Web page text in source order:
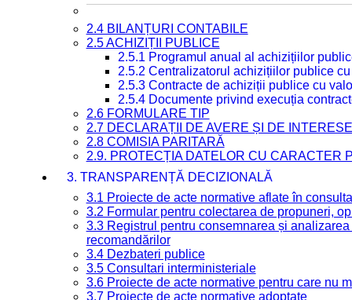
2.4 BILANȚURI CONTABILE
2.5 ACHIZIȚII PUBLICE
2.5.1 Programul anual al achizițiilor
2.5.2 Centralizatorul achizițiilor publice
2.5.3 Contracte de achiziții publice cu
2.5.4 Documente privind execuția
2.6 FORMULARE TIP
2.7 DECLARAȚII DE AVERE ȘI DE INTERESE
2.8 COMISIA PARITARĂ
2.9. PROTECȚIA DATELOR CU CARACTER
3. TRANSPARENȚĂ DECIZIONALĂ
3.1 Proiecte de acte normative aflate în
3.2 Formular pentru colectarea de propuneri,
3.3 Registrul pentru consemnarea și
recomandărilor
3.4 Dezbateri publice
3.5 Consultari interministeriale
3.6 Proiecte de acte normative pentru care nu
3.7 Proiecte de acte normative adoptate